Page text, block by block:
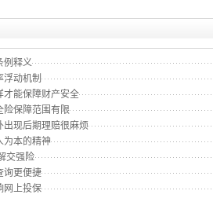
例释义
动机制
才能保障财产安全
险保障范围有限
现后期理赔很麻烦
为本的精神
交强险
询更便捷
网上投保